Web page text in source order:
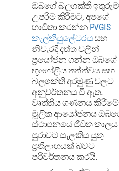
ඔබගේ බලශක්ති ඉතුරුම්
උපරිම කිරීමට, අපගේ
භාවිතා කරන්න PVGIS
කැල්කියුලේටරයසහ
නිවැරදි දත්ත වලින්
ප්‍රයෝජන ගන්න ඔබගේ
භූගෝලීය තත්ත්වය සහ
බලශක්ති අරමුණු වලට
අනුවර්තනය වී ඇත.
වෘත්තීය ගණනය කිරීමේ
මූලික ආයෝජනය
ස්ථාපනයේ ජීවිත කාලය
පුරාවට සැලකිය යුතු
ප්‍රතිලාභයක් බවට
පරිවර්තනය කරයි.